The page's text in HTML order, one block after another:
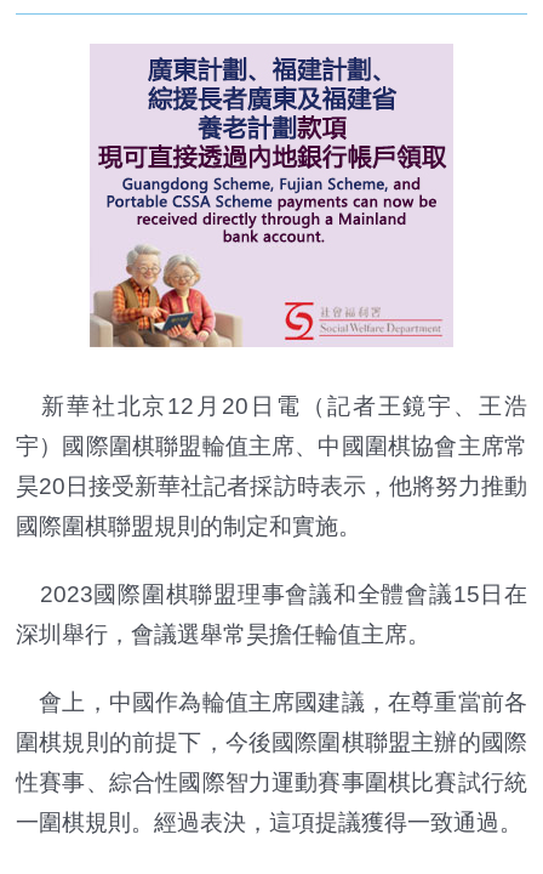
新華社北京12月20日電（記者王鏡宇、王浩
宇）國際圍棋聯盟輪值主席、中國圍棋協會主席常
昊20日接受新華社記者採訪時表示，他將努力推動
國際圍棋聯盟規則的制定和實施。
2023國際圍棋聯盟理事會議和全體會議15日在
深圳舉行，會議選舉常昊擔任輪值主席。
會上，中國作為輪值主席國建議，在尊重當前各
圍棋規則的前提下，今後國際圍棋聯盟主辦的國際
性賽事、綜合性國際智力運動賽事圍棋比賽試行統
一圍棋規則。經過表決，這項提議獲得一致通過。